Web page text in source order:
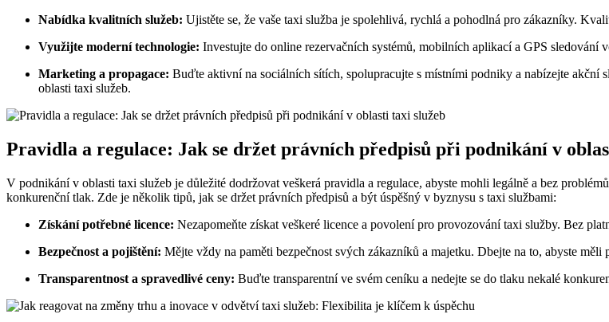
Nabídka kvalitních služeb: Ujistěte se, že vaše taxi služba je spolehlivá, rychlá a pohodlná pro zákazníky.
Využijte moderní technologie: Investujte do online rezervačních systémů, mobilních aplikací a GPS
Marketing a propagace: Buďte aktivní na sociálních sítích, spolupracujte s místními podniky a nabízejte
oblasti taxi služeb.
Pravidla a regulace: Jak se držet právních předpisů při podnikání v
V podnikání v oblasti taxi služeb je důležité dodržovat veškerá pravidla a regulace, abyste mohli legálně a bez
konkurenční tlak. Zde je několik tipů, jak se držet právních předpisů a být úspěšný v byznysu s taxi službami:
Získání potřebné licence: Nezapomeňte získat veškeré licence a povolení pro provozování taxi služby. Bez
Bezpečnost a pojištění: Mějte vždy na paměti bezpečnost svých zákazníků a majetku. Dbejte na to, abyste
Transparentnost a spravedlivé ceny: Buďte transparentní ve svém ceníku a nedejte se do tlaku nekalé